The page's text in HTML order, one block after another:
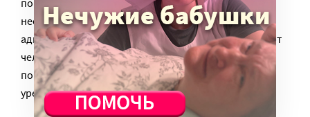
поможет сделать соответствующие шаги. При
необходимости поможет человеку в общении с
администрацией. Бывают вопросы, которые требуют
человеческого общения, достаточно просто
поговорить. Многие вопросы могут быть
урегулированы без запуска правовых механизмов».